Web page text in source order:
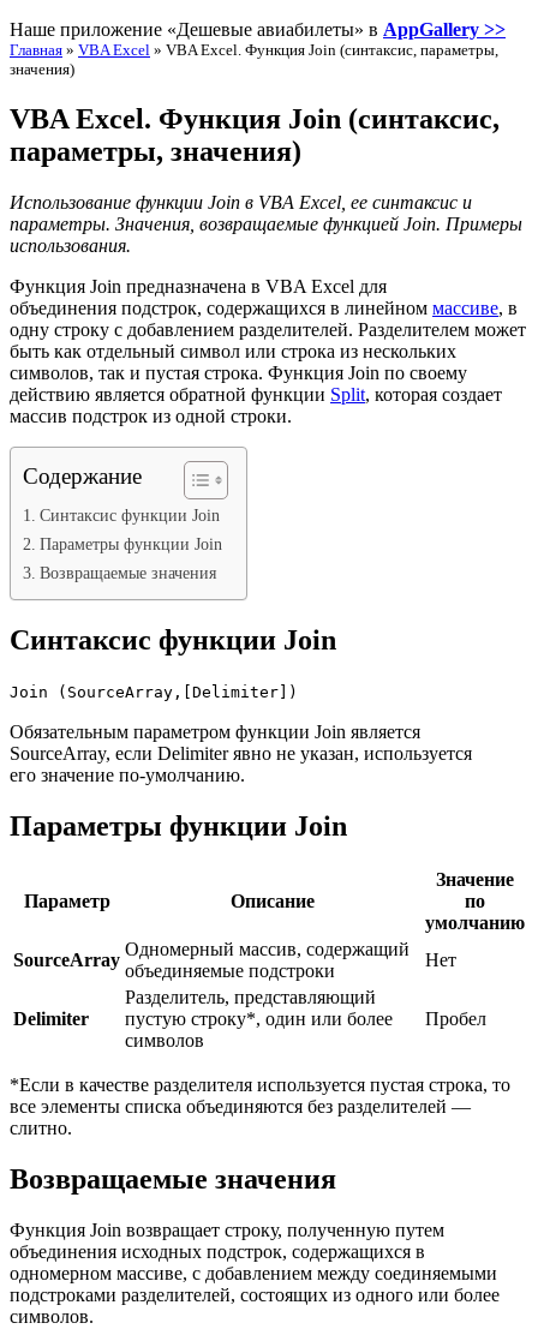
Наше приложение «Дешевые авиабилеты» в AppGallery >>
Главная » VBA Excel » VBA Excel. Функция Join (синтаксис, параметры,
значения)
VBA Excel. Функция Join (синтаксис,
параметры, значения)
Использование функции Join в VBA Excel, ее синтаксис и
параметры. Значения, возвращаемые функцией Join. Примеры
использования.
Функция Join предназначена в VBA Excel для
объединения подстрок, содержащихся в линейном массиве, в
одну строку с добавлением разделителей. Разделителем может
быть как отдельный символ или строка из нескольких
символов, так и пустая строка. Функция Join по своему
действию является обратной функции Split, которая создает
массив подстрок из одной строки.
Содержание
Синтаксис функции Join
Параметры функции Join
Возвращаемые значения
Синтаксис функции Join
Join (SourceArray,[Delimiter])
Обязательным параметром функции Join является
SourceArray, если Delimiter явно не указан, используется
его значение по-умолчанию.
Параметры функции Join
Параметр Описание
Значение
по
умолчанию
SourceArray
Одномерный массив, содержащий
объединяемые подстроки
Нет
Delimiter
Разделитель, представляющий
пустую строку*, один или более
символов
Пробел
*Если в качестве разделителя используется пустая строка, то
все элементы списка объединяются без разделителей —
слитно.
Возвращаемые значения
Функция Join возвращает строку, полученную путем
объединения исходных подстрок, содержащихся в
одномерном массиве, с добавлением между соединяемыми
подстроками разделителей, состоящих из одного или более
символов.